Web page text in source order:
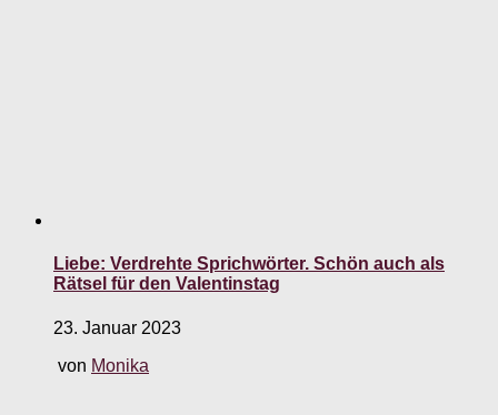
Liebe: Verdrehte Sprichwörter. Schön auch als
Rätsel für den Valentinstag
23. Januar 2023
von Monika